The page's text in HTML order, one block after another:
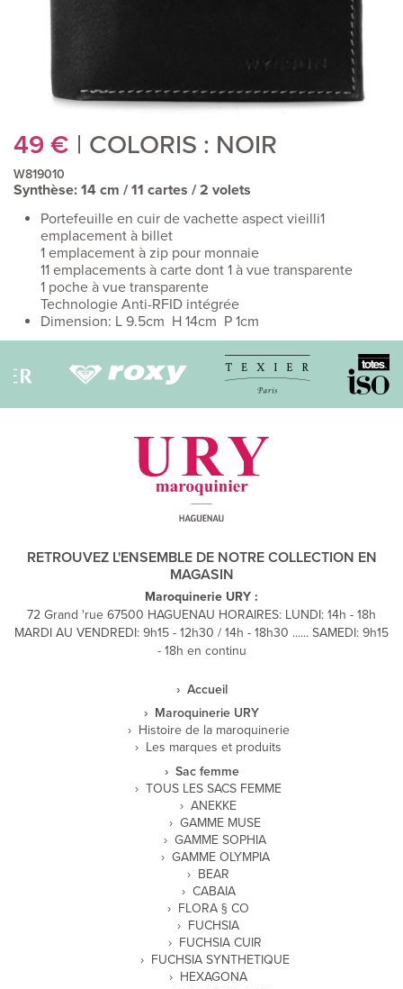
49 € COLORIS : NOIR
W819010
Synthèse: 14 cm / 11 cartes / 2 volets
Portefeuille en cuir de vachette aspect vieilli1
emplacement à billet
1 emplacement à zip pour monnaie
11 emplacements à carte dont 1 à vue transparente
1 poche à vue transparente
Technologie Anti-RFID intégrée
Dimension: L 9.5cm H 14cm P 1cm
RETROUVEZ L'ENSEMBLE DE NOTRE COLLECTION EN
MAGASIN
Maroquinerie URY :
72 Grand 'rue 67500 HAGUENAU HORAIRES: LUNDI: 14h - 18h
MARDI AU VENDREDI: 9h15 - 12h30 / 14h - 18h30 ...... SAMEDI: 9h15
- 18h en continu
Accueil
Maroquinerie URY
Histoire de la maroquinerie
Les marques et produits
Sac femme
TOUS LES SACS FEMME
ANEKKE
GAMME MUSE
GAMME SOPHIA
GAMME OLYMPIA
BEAR
CABAIA
FLORA § CO
FUCHSIA
FUCHSIA CUIR
FUCHSIA SYNTHETIQUE
HEXAGONA